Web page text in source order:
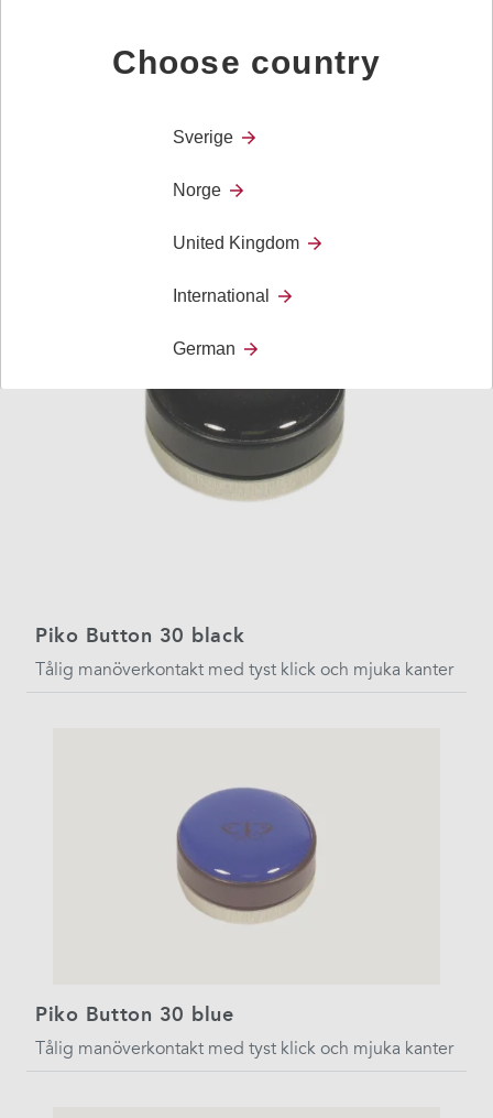
Piko Button 30 water resistant red
Piko Button 30 black
Tålig manöverkontakt med tyst klick och mjuka kanter
Piko Button 30 blue
Tålig manöverkontakt med tyst klick och mjuka kanter
Choose country
Sverige
Norge
United Kingdom
International
German